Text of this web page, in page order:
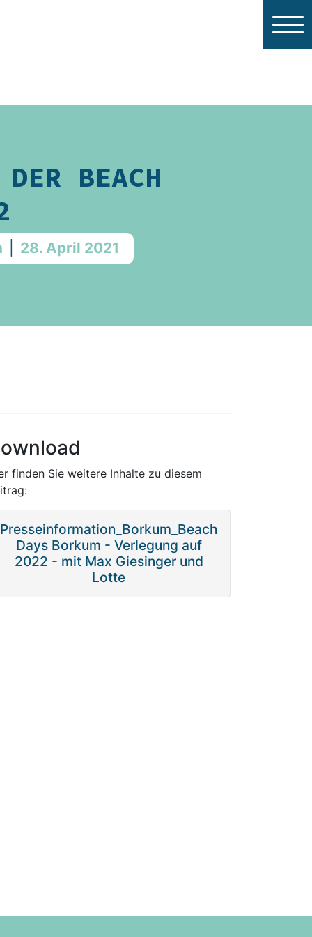
BEACH
28. April 2021
finden Sie weitere Inhalte zu diesem
Presseinformation_Borkum_Beach
Days Borkum - Verlegung auf
2022 - mit Max Giesinger und
Lotte